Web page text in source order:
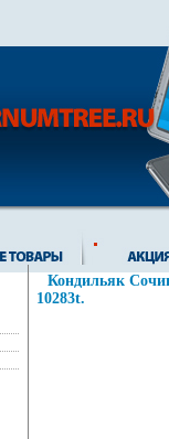
Кондильяк
10283t.